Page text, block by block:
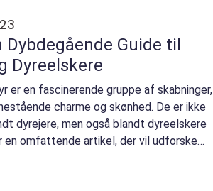
Dybdegående Guide til
Dyreelskere
er en fascinerende gruppe af skabninger,
charme og skønhed. De er ikke
dyrejere, men også blandt dyreelskere
omfattende artikel, der vil udforske